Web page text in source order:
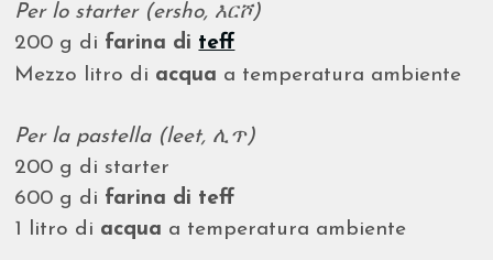
Per lo starter (ersho, እርሾ)
200 g di farina di teff
Mezzo litro di acqua a temperatura ambiente
Per la pastella (leet, ሊጥ)
200 g di starter
600 g di farina di teff
1 litro di acqua a temperatura ambiente